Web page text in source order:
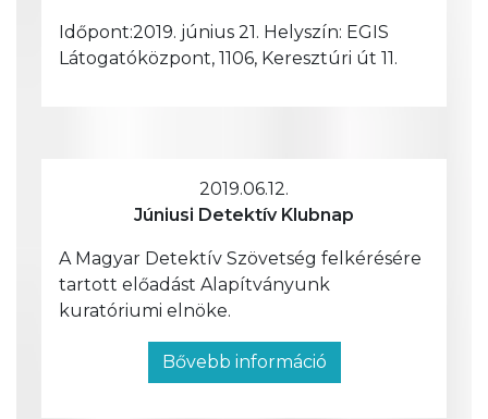
Időpont:2019. június 21. Helyszín: EGIS
Látogatóközpont, 1106, Keresztúri út 11.
2019.06.12.
Júniusi Detektív Klubnap
A Magyar Detektív Szövetség felkérésére
tartott előadást Alapítványunk
kuratóriumi elnöke.
Bővebb információ